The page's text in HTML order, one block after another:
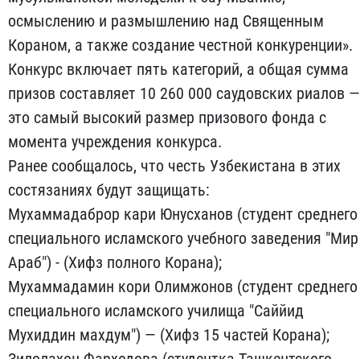
осмыслению и размышлению над Священным
Кораном, а также создание честной конкуренции».
Конкурс включает пять категорий, а общая сумма
призов составляет 10 260 000 саудовских риалов —
это самый высокий размер призового фонда с
момента учреждения конкурса.
Ранее сообщалось, что честь Узбекистана в этих
состязаниях будут защищать:
Мухаммадаброр кари Юнусханов (студент среднего
специального исламского учебного заведения "Мир
Араб") - (Хифз полного Корана);
Мухаммадамин кори Олимжонов (студент среднего
специального исламского училища "Саййид
Мухиддин махдум") — (Хифз 15 частей Корана);